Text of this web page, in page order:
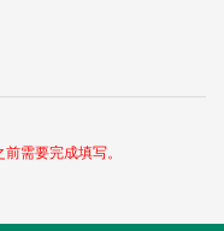
需要完成填写。